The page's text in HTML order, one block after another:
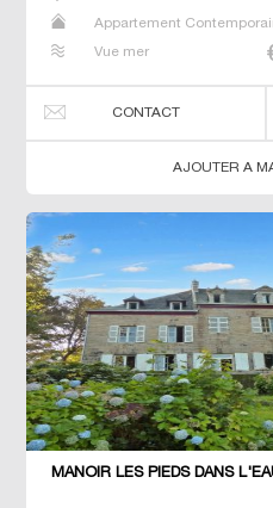
Appartement
Vue mer
CONTACT
AJOUTER A
MANOIR LES PIEDS DANS